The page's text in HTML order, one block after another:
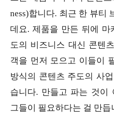
ness)합니다. 최근 한 뷰티
데요. 제품을 만든 뒤에 마
도의 비즈니스 대신 콘텐
객을 먼저 모으고 이들이
방식의 콘텐츠 주도의 사
습니다. 만들고 파는 것이
그들이 필요하다는 걸 만듭